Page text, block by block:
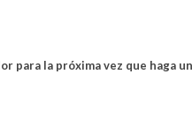
para la próxima vez que haga